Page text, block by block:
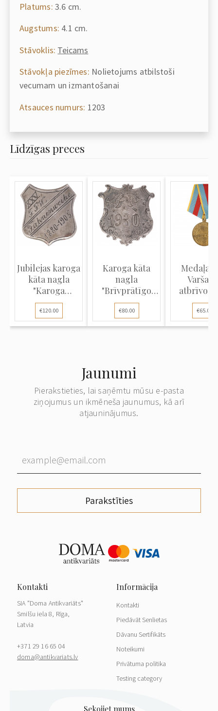
Platums: 3.6 cm.
Augstums: 4.1 cm.
Stāvoklis: Teicams
Stāvokļa piezīmes: Nolietojums atbilstoši
vecumam un izmantošanai
Atsauces numurs: 1203
Līdzīgas preces
Jubilejas karoga
kāta nagla
"Karoga
iesvētīša...
€120.00
Karoga kāta
nagla
"Brīvprātīgo
ugunsdzēsēju
k...
€80.00
Medaļa
€65.00
Jaunumi
Pierakstieties, lai saņēmtu mūsu e-pasta
ziņojumus un ikmēneša jaunumus, kā arī
atjauninājumus.
Parakstīties
SIA "Doma Antikvariāts"
Smilšu iela 8, Rīga,
Latvia
+371 29 16 65 04
doma@antikvariats.lv
Kontakti
Piedāvāt Senlietas
Dāvanu Sertifikāts
Noteikumi
Privātuma politika
Testing category